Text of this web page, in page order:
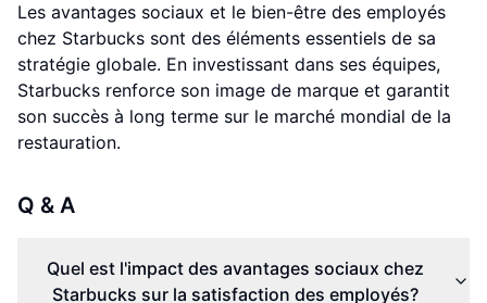
Les avantages sociaux et le bien-être des employés
chez Starbucks sont des éléments essentiels de sa
stratégie globale. En investissant dans ses équipes,
Starbucks renforce son image de marque et garantit
son succès à long terme sur le marché mondial de la
restauration.
Q & A
Quel est l'impact des avantages sociaux chez
Starbucks sur la satisfaction des employés?